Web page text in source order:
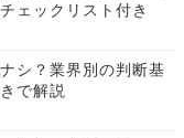
ェックリスト付き
シ？業界別の判断基
で解説